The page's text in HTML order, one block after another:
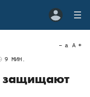
9 МИН.
a A
защищают